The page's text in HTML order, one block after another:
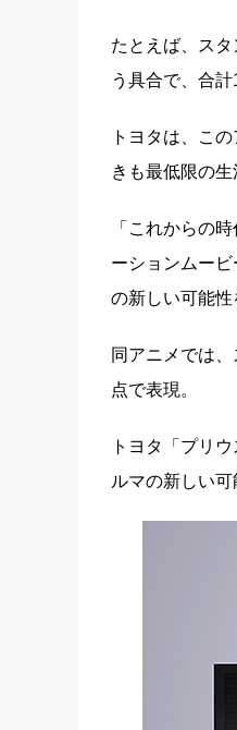
たとえば、ス
う具合で、合計
トヨタは、こ
きも最低限の
「これからの
ーションムー
の新しい可能性
同アニメでは
点で表現。
トヨタ「プリ
ルマの新しい可